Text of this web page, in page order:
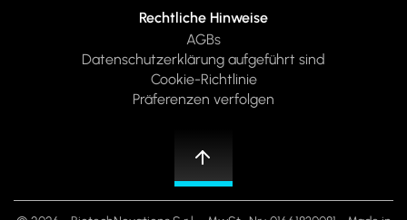
Rechtliche Hinweise
AGBs
Datenschutzerklärung aufgeführt sind
Cookie-Richtlinie
Präferenzen verfolgen